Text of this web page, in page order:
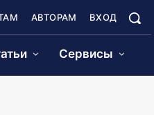
АВТОРАМ ВХОД
Сервисы